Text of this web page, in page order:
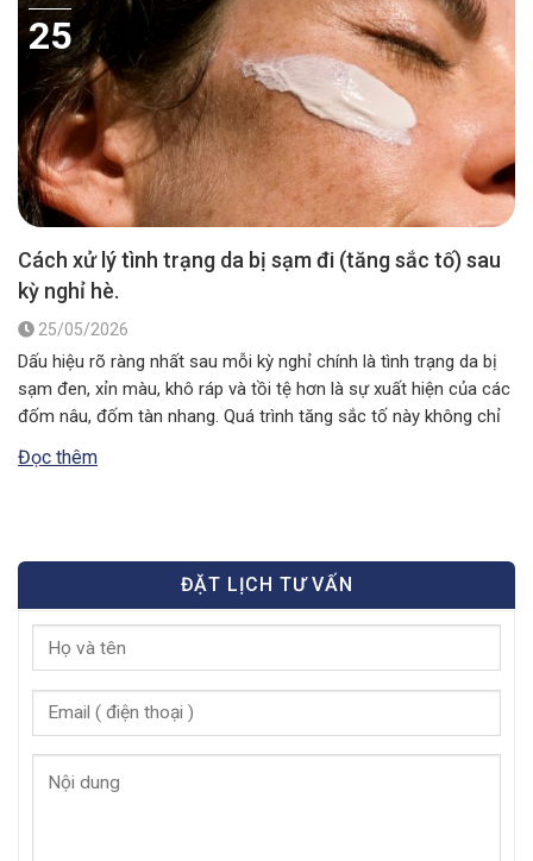
25
Cách xử lý tình trạng da bị sạm đi (tăng sắc tố) sau
kỳ nghỉ hè.
25/05/2026
Dấu hiệu rõ ràng nhất sau mỗi kỳ nghỉ chính là tình trạng da bị
sạm đen, xỉn màu, khô ráp và tồi tệ hơn là sự xuất hiện của các
đốm nâu, đốm tàn nhang. Quá trình tăng sắc tố này không chỉ
Đọc thêm
ĐẶT LỊCH TƯ VẤN